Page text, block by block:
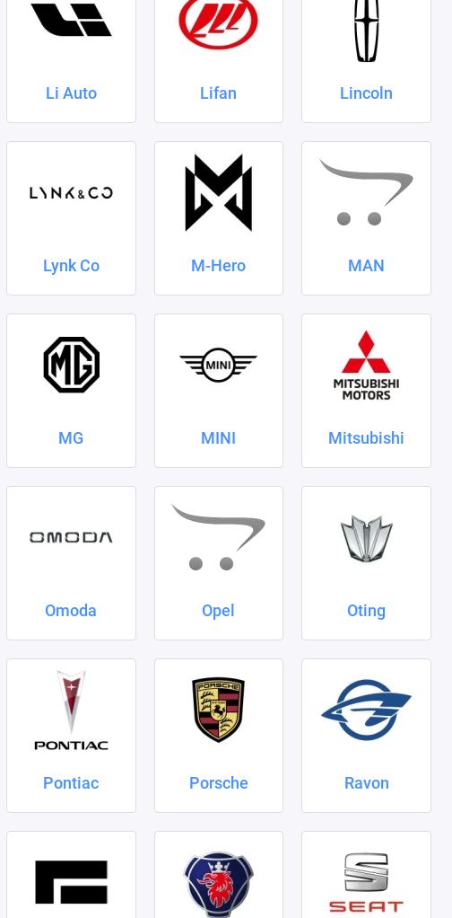
Li Auto Lifan Lincoln
Lynk Co M-Hero MAN
MG MINI Mitsubishi
Omoda Opel Oting
Pontiac Porsche Ravon